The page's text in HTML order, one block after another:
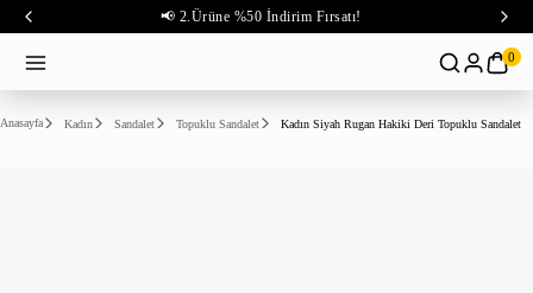
📢 2.Ürüne %50 İndirim Fırsatı!
0
Anasayfa Kadın Sandalet Topuklu Sandalet Kadın Siyah Rugan Hakiki Deri Topuklu Sandalet